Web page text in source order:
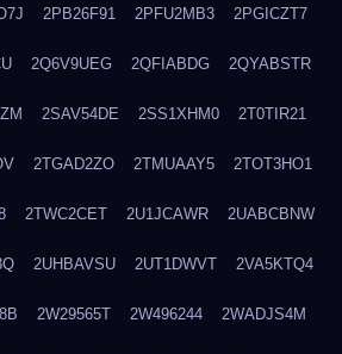
2PB26F91 2PFU2MB3 2PGICZT7
2Q6V9UEG 2QFIABDG 2QYABSTR
2SAV54DE 2SS1XHM0 2T0TIR21
2TGAD2ZO 2TMUAAY5 2TOT3HO1
2TWC2CET 2U1JCAWR 2UABCBNW
2UHBAVSU 2UT1DWVT 2VA5KTQ4
2W29565T 2W496244 2WADJS4M